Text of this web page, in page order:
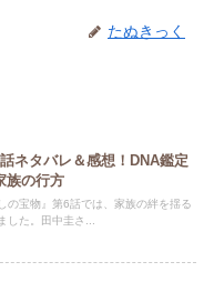
たぬきっく
ネタバレ＆感想！DNA鑑定
族の行方
の宝物』第6話では、家族の絆を揺る
した。田中圭さ...